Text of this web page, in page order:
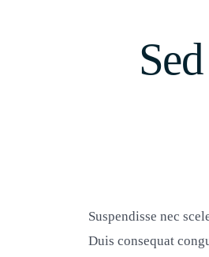
Suspendisse nec
Duis consequat